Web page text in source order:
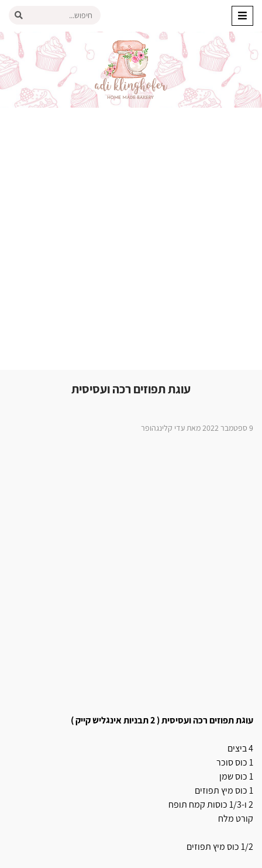
עוגת תפוזים רכה ועסיסית
9 ספטמבר 2022 מאת עדי קלינגהופר
עוגת תפוזים רכה ועסיסית ( 2 תבניות אינגליש קייק )
4 ביצים
1 כוס סוכר
1 כוס שמן
1 כוס מיץ תפוזים
2 ו-1/3 כוסות קמח תופח
קורט מלח
1/2 כוס מיץ תפוזים